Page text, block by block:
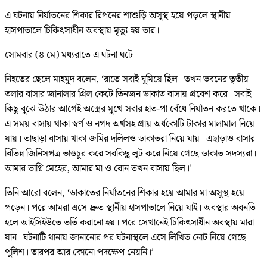
এ ঘটনায় নির্যাতনের শিকার রিপনের শাশুড়ি অসুস্থ হয়ে পড়লে স্থানীয়
হাসপাতালে চিকিৎসাধীন অবস্থায় মৃত্যু হয় তার।
সোমবার (৪ মে) মধ্যরাতে এ ঘটনা ঘটে।
নিহতের ছেলে মাহমুদ বলেন, ‘রাতে সবাই ঘুমিয়ে ছিল। তখন ভবনের তৃতীয়
তলার বাসার জানালার গ্রিল কেটে তিনজন ডাকাত বাসায় প্রবেশ করে। সবাই
কিছু বুঝে উঠার আগেই অস্ত্রের মুখে সবার হাত-পা বেঁধে নির্যাতন করতে থাকে।
এ সময় বাসায় থাকা স্বর্ণ ও নগদ অর্থসহ প্রায় অর্ধকোটি টাকার মালামাল নিয়ে
যায়। তাছাড়া বাসায় থাকা জমির দলিলও ডাকাতরা নিয়ে যায়। এছাড়াও বাসার
বিভিন্ন জিনিসপত্র ভাঙচুর করে সবকিছু লুট করে নিয়ে গেছে ডাকাত সদস্যরা।
আমার ভাগ্নি মেহের, আমার মা ও বোন তখন বাসায় ছিল।’
তিনি আরো বলেন, ‘ডাকাতের নির্যাতনের শিকার হয়ে আমার মা অসুস্থ হয়ে
পড়েন। পরে আমরা এসে দ্রুত স্থানীয় হাসপাতালে নিয়ে যাই। অবস্থার অবনতি
হলে আইসিইউতে ভর্তি করানো হয়। পরে সেখানেই চিকিৎসাধীন অবস্থায় মারা
যান। ঘটনাটি থানায় জানানোর পর ঘটনাস্থলে এসে লিখিত নোট নিয়ে গেছে
পুলিশ। তারপর আর কোনো পদক্ষেপ নেয়নি।’